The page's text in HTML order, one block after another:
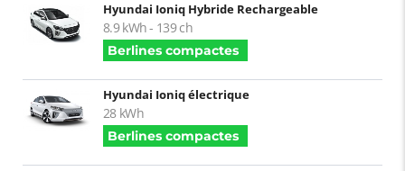
Hyundai Ioniq Hybride Rechargeable
8.9 kWh - 139 ch
Berlines compactes
Hyundai Ioniq électrique
28 kWh
Berlines compactes